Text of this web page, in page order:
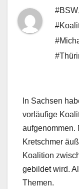
#BSW,
In Sachsen
vorläufige
aufgenommen.
Kretschmer
Koalition
gebildet wird.
Themen.